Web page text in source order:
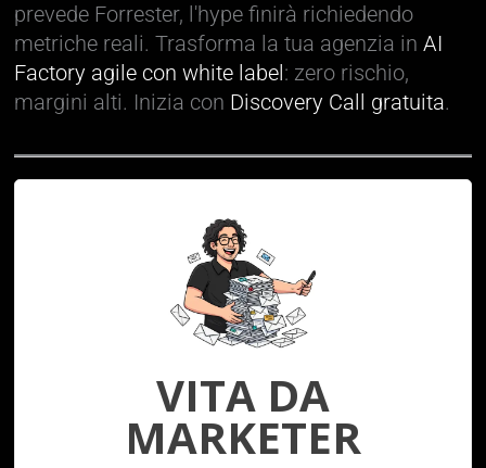
prevede Forrester, l'hype finirà richiedendo
metriche reali. Trasforma la tua agenzia inAI
Factory agile con white label: zero rischio,
margini alti. Inizia con Discovery Call gratuita.
VITA DA
MARKETER